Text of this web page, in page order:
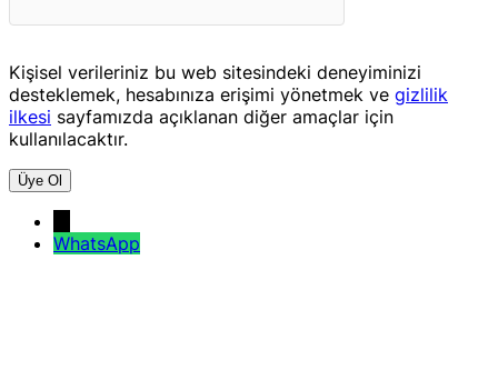
Kişisel verileriniz bu web sitesindeki deneyiminizi
desteklemek, hesabınıza erişimi yönetmek ve gizlilik
ilkesi sayfamızda açıklanan diğer amaçlar için
kullanılacaktır.
Üye Ol
WhatsApp